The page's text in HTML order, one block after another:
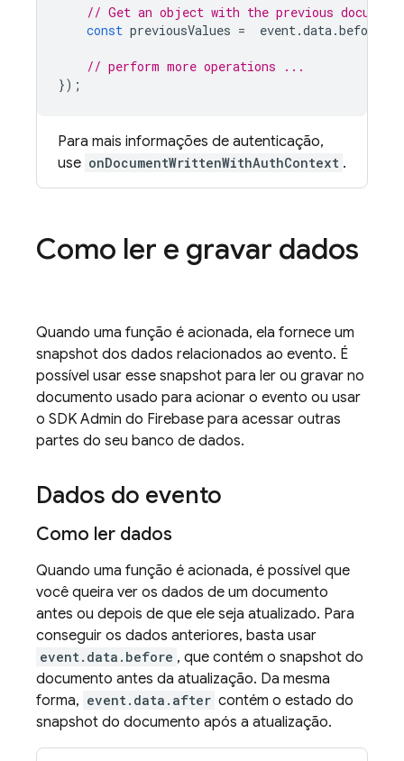
// Get an object with the previous document
const previousValues = event.data.before
// perform more operations ...
});
Para mais informações de autenticação,
use onDocumentWrittenWithAuthContext .
Como ler e gravar dados
Quando uma função é acionada, ela fornece um
snapshot dos dados relacionados ao evento. É
possível usar esse snapshot para ler ou gravar no
documento usado para acionar o evento ou usar
o SDK Admin do Firebase para acessar outras
partes do seu banco de dados.
Dados do evento
Como ler dados
Quando uma função é acionada, é possível que
você queira ver os dados de um documento
antes ou depois de que ele seja atualizado. Para
conseguir os dados anteriores, basta usar
event.data.before , que contém o snapshot do
documento antes da atualização. Da mesma
forma, event.data.after contém o estado do
snapshot do documento após a atualização.